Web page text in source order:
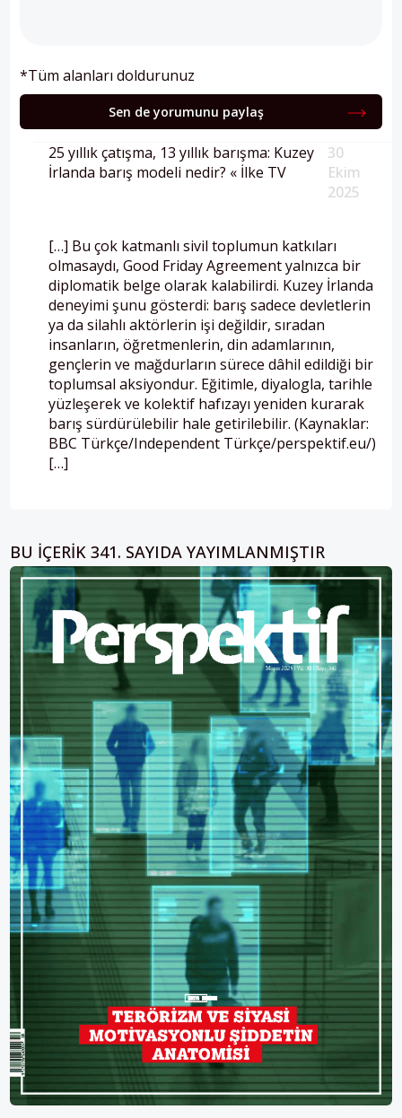
*Tüm alanları doldurunuz
Sen de yorumunu paylaş
25 yıllık çatışma, 13 yıllık barışma: Kuzey
İrlanda barış modeli nedir? « İlke TV
30
Ekim
2025
[…] Bu çok katmanlı sivil toplumun katkıları
olmasaydı, Good Friday Agreement yalnızca bir
diplomatik belge olarak kalabilirdi. Kuzey İrlanda
deneyimi şunu gösterdi: barış sadece devletlerin
ya da silahlı aktörlerin işi değildir, sıradan
insanların, öğretmenlerin, din adamlarının,
gençlerin ve mağdurların sürece dâhil edildiği bir
toplumsal aksiyondur. Eğitimle, diyalogla, tarihle
yüzleşerek ve kolektif hafızayı yeniden kurarak
barış sürdürülebilir hale getirilebilir. (Kaynaklar:
BBC Türkçe/Independent Türkçe/perspektif.eu/)
[…]
BU IÇERIK 341. SAYIDA YAYIMLANMIŞTIR